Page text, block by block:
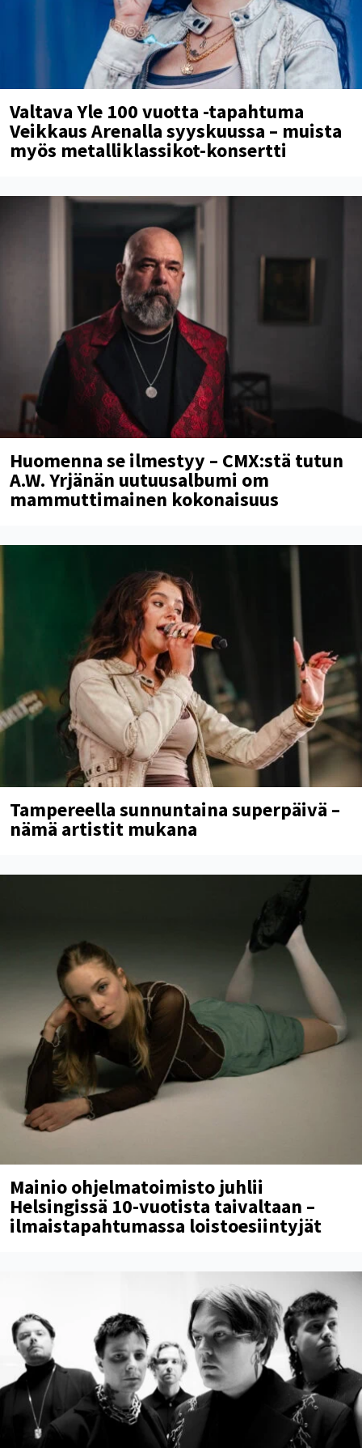
Valtava Yle 100 vuotta -tapahtuma
Veikkaus Arenalla syyskuussa – muista
myös metalliklassikot-konsertti
Huomenna se ilmestyy – CMX:stä tutun
A.W. Yrjänän uutuusalbumi om
mammuttimainen kokonaisuus
Tampereella sunnuntaina superpäivä –
nämä artistit mukana
Mainio ohjelmatoimisto juhlii
Helsingissä 10-vuotista taivaltaan –
ilmaistapahtumassa loistoesiintyjät